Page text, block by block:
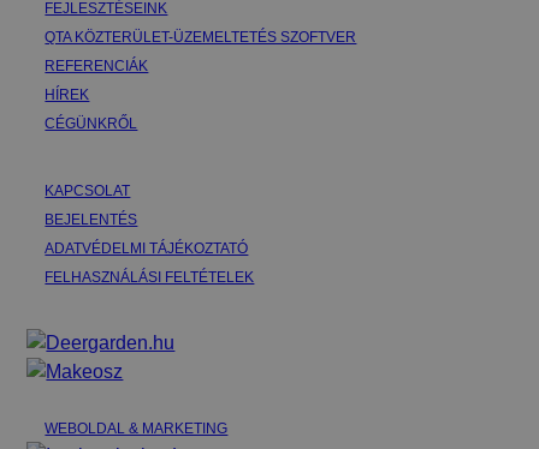
FEJLESZTÉSEINK
QTA KÖZTERÜLET-ÜZEMELTETÉS SZOFTVER
REFERENCIÁK
HÍREK
CÉGÜNKRŐL
KAPCSOLAT
BEJELENTÉS
ADATVÉDELMI TÁJÉKOZTATÓ
FELHASZNÁLÁSI FELTÉTELEK
WEBOLDAL & MARKETING